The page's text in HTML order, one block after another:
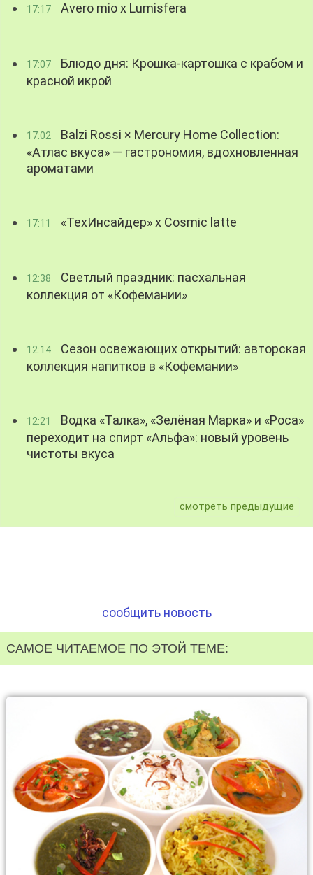
17:17 Avero mio x Lumisfera
17:07
Блюдо дня: Крошка-картошка с крабом и
красной икрой
17:02
Balzi Rossi × Mercury Home Collection:
«Атлас вкуса» — гастрономия, вдохновленная
ароматами
17:11 «ТехИнсайдер» х Cosmic latte
12:38
Светлый праздник: пасхальная
коллекция от «Кофемании»
12:14
Сезон освежающих открытий: авторская
коллекция напитков в «Кофемании»
12:21
Водка «Талка», «Зелёная Марка» и «Роса»
переходит на спирт «Альфа»: новый уровень
чистоты вкуса
смотреть предыдущие
сообщить новость
САМОЕ ЧИТАЕМОЕ ПО ЭТОЙ ТЕМЕ: